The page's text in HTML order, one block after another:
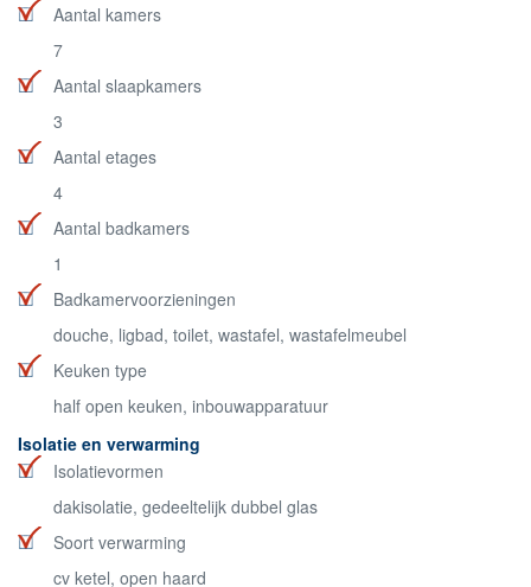
Aantal kamers
7
Aantal slaapkamers
3
Aantal etages
4
Aantal badkamers
1
Badkamervoorzieningen
douche, ligbad, toilet, wastafel, wastafelmeubel
Keuken type
half open keuken, inbouwapparatuur
Isolatie en verwarming
Isolatievormen
dakisolatie, gedeeltelijk dubbel glas
Soort verwarming
cv ketel, open haard